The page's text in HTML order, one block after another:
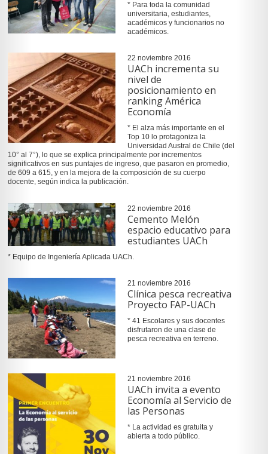
* Para toda la comunidad
universitaria, estudiantes,
académicos y funcionarios no
académicos.
22 noviembre 2016
UACh incrementa su
nivel de
posicionamiento en
ranking América
Economía
* El alza más importante en el
Top 10 lo protagoniza la
Universidad Austral de Chile (del
10° al 7°), lo que se explica principalmente por incrementos
significativos en sus puntajes de ingreso, que pasaron en promedio,
de 609 a 615, y en la mejora de la composición de su cuerpo
docente, según indica la publicación.
22 noviembre 2016
Cemento Melón
espacio educativo para
estudiantes UACh
* Equipo de Ingeniería Aplicada UACh.
21 noviembre 2016
Clínica pesca recreativa
Proyecto FAP-UACh
* 41 Escolares y sus docentes
disfrutaron de una clase de
pesca recreativa en terreno.
21 noviembre 2016
UACh invita a evento
Economía al Servicio de
las Personas
* La actividad es gratuita y
abierta a todo público.